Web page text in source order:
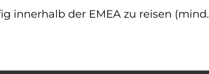
innerhalb der EMEA zu reisen (mind.